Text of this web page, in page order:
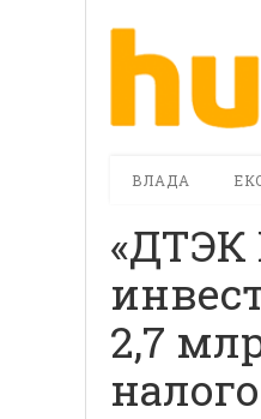
ВЛАДА
«ДТЭК
2,7